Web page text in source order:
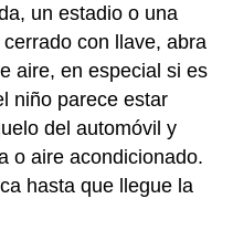
un estadio o una
con llave, abra
aire, en especial si es
niño parece estar
del automóvil y
o aire acondicionado.
hasta que llegue la